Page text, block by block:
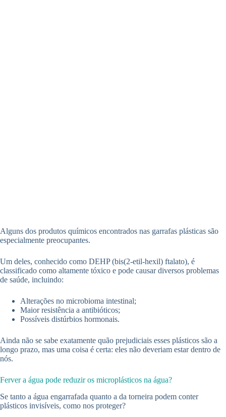
Alguns dos produtos químicos encontrados nas garrafas plásticas são
especialmente preocupantes.
Um deles, conhecido como DEHP (bis(2-etil-hexil) ftalato), é
classificado como altamente tóxico e pode causar diversos problemas
de saúde, incluindo:
Alterações no microbioma intestinal;
Maior resistência a antibióticos;
Possíveis distúrbios hormonais.
Ainda não se sabe exatamente quão prejudiciais esses plásticos são a
longo prazo, mas uma coisa é certa: eles não deveriam estar dentro de
nós.
Ferver a água pode reduzir os microplásticos na água?
Se tanto a água engarrafada quanto a da torneira podem conter
plásticos invisíveis, como nos proteger?